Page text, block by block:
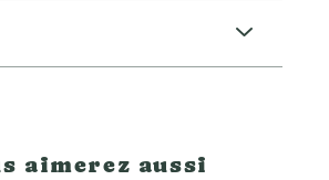
aimerez aussi